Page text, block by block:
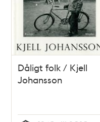
Dåligt folk / Kjell
Johansson